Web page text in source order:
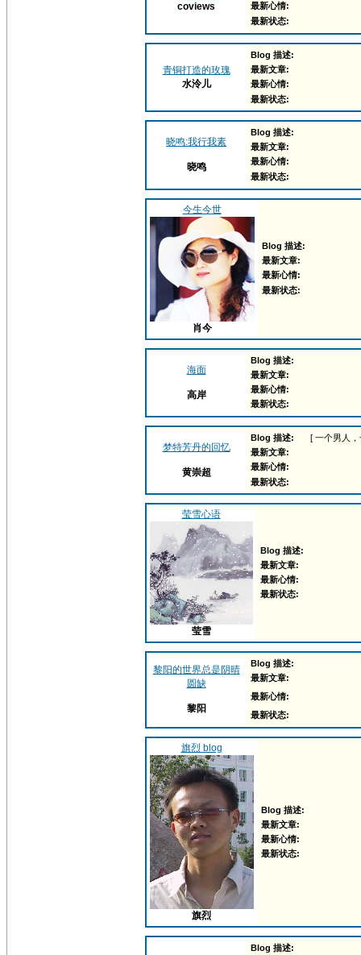
coviews
最新心情:
最新状态:
青铜打造的玫瑰
水泠儿
Blog 描述:
最新文章:
最新心情:
最新状态:
晓鸣:我行我素
晓鸣
Blog 描述:
最新文章:
最新心情:
最新状态:
今生今世
肖今
Blog 描述:
最新文章:
最新心情:
最新状态:
海面
高岸
Blog 描述:
最新文章:
最新心情:
最新状态:
梦特芳丹的回忆
黄崇超
Blog 描述:
[ 一个男人
最新文章:
最新心情:
最新状态:
莹雪心语
莹雪
Blog 描述:
最新文章:
最新心情:
最新状态:
黎阳的世界总是阴晴
圆缺
黎阳
Blog 描述:
最新文章:
最新心情:
最新状态:
旗烈 blog
旗烈
Blog 描述:
最新文章:
最新心情:
最新状态:
Blog 描述: